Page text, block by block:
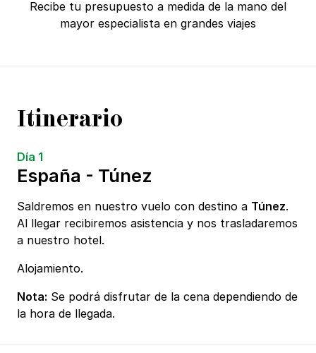
Recibe tu presupuesto a medida de la mano del
mayor especialista en grandes viajes
Itinerario
Día 1
España - Túnez
Saldremos en nuestro vuelo con destino a Túnez.
Al llegar recibiremos asistencia y nos trasladaremos
a nuestro hotel.
Alojamiento.
Nota: Se podrá disfrutar de la cena dependiendo de
la hora de llegada.